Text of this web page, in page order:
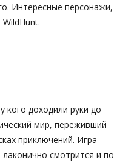
Интересные персонажи,
кого доходили руки до
мир, переживший
приключений. Игра
смотрится и по